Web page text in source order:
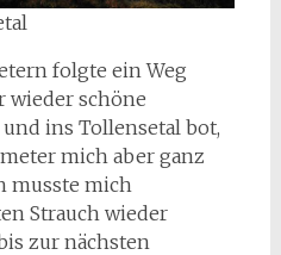
folgte ein Weg
wieder schöne
ins Tollensetal bot,
mich aber ganz
musste mich
Strauch wieder
zur nächsten